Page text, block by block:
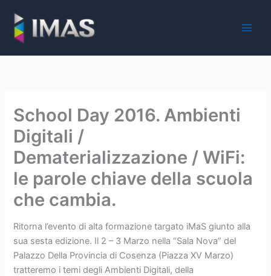
contenuto
School Day 2016. Ambienti
Digitali /
Dematerializzazione / WiFi:
le parole chiave della scuola
che cambia.
Ritorna l’evento di alta formazione targato iMaS giunto alla
sua sesta edizione. Il 2 – 3 Marzo nella “Sala Nova” del
Palazzo Della Provincia di Cosenza (Piazza XV Marzo)
tratteremo i temi degli Ambienti Digitali, della